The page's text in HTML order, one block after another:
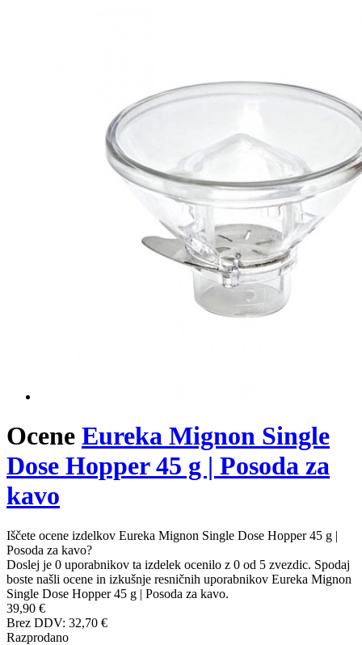
Ocene Eureka Mignon Single
Dose Hopper 45 g | Posoda za
kavo
Iščete ocene izdelkov Eureka Mignon Single Dose Hopper 45 g |
Posoda za kavo?
Doslej je 0 uporabnikov ta izdelek ocenilo z 0 od 5 zvezdic. Spodaj
boste našli ocene in izkušnje resničnih uporabnikov Eureka Mignon
Single Dose Hopper 45 g | Posoda za kavo.
39,90 €
Brez DDV: 32,70 €
Razprodano